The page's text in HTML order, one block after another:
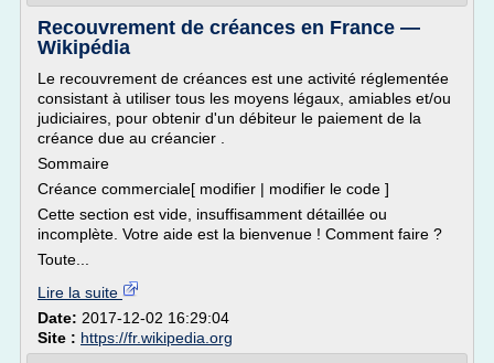
Recouvrement de créances en France —
Wikipédia
Le recouvrement de créances est une activité réglementée
consistant à utiliser tous les moyens légaux, amiables et/ou
judiciaires, pour obtenir d'un débiteur le paiement de la
créance due au créancier .
Sommaire
Créance commerciale[ modifier | modifier le code ]
Cette section est vide, insuffisamment détaillée ou
incomplète. Votre aide est la bienvenue ! Comment faire ?
Toute...
Lire la suite
Date: 2017-12-02 16:29:04
Site : https://fr.wikipedia.org